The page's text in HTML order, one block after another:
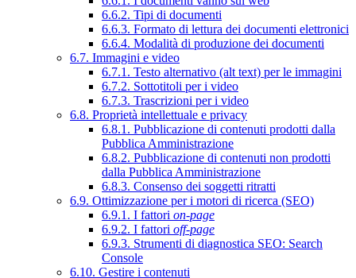
6.6.2. Tipi di documenti
6.6.3. Formato di lettura dei documenti elettronici
6.6.4. Modalità di produzione dei documenti
6.7. Immagini e video
6.7.1. Testo alternativo (alt text) per le immagini
6.7.2. Sottotitoli per i video
6.7.3. Trascrizioni per i video
6.8. Proprietà intellettuale e privacy
6.8.1. Pubblicazione di contenuti prodotti dalla
Pubblica Amministrazione
6.8.2. Pubblicazione di contenuti non prodotti
dalla Pubblica Amministrazione
6.8.3. Consenso dei soggetti ritratti
6.9. Ottimizzazione per i motori di ricerca (SEO)
6.9.1. I fattori on-page
6.9.2. I fattori off-page
6.9.3. Strumenti di diagnostica SEO: Search
Console
6.10. Gestire i contenuti